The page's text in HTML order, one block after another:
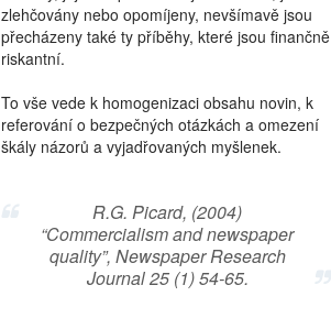
zlehčovány nebo opomíjeny, nevšímavě jsou
přecházeny také ty příběhy, které jsou finančně
riskantní.
To vše vede k homogenizaci obsahu novin, k
referování o bezpečných otázkách a omezení
škály názorů a vyjadřovaných myšlenek.
R.G. Picard, (2004)
“Commercialism and newspaper
quality”, Newspaper Research
Journal 25 (1) 54-65.